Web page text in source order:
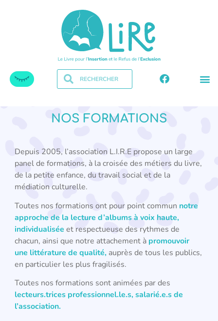
NOS FORMATIONS
Depuis 2005, l’association L.I.R.E propose un large
panel de formations, à la croisée des métiers du livre,
de la petite enfance, du travail social et de la
médiation culturelle.
Toutes nos formations ont pour point commun notre
approche de la lecture d’albums à voix haute,
individualisée et respectueuse des rythmes de
chacun, ainsi que notre attachement à promouvoir
une littérature de qualité, auprès de tous les publics,
en particulier les plus fragilisés.
Toutes nos formations sont animées par des
lecteurs.trices professionnel.le.s,salarié.e.s de
l’association.